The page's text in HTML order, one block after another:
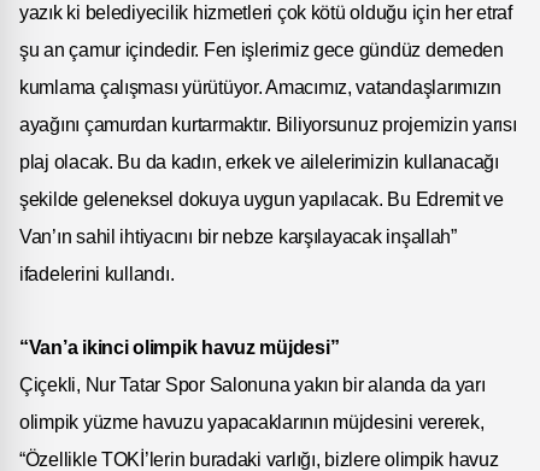
yazık ki belediyecilik hizmetleri çok kötü olduğu için her etraf
şu an çamur içindedir. Fen işlerimiz gece gündüz demeden
kumlama çalışması yürütüyor. Amacımız, vatandaşlarımızın
ayağını çamurdan kurtarmaktır. Biliyorsunuz projemizin yarısı
plaj olacak. Bu da kadın, erkek ve ailelerimizin kullanacağı
şekilde geleneksel dokuya uygun yapılacak. Bu Edremit ve
Van’ın sahil ihtiyacını bir nebze karşılayacak inşallah”
ifadelerini kullandı.
“Van’a ikinci olimpik havuz müjdesi”
Çiçekli, Nur Tatar Spor Salonuna yakın bir alanda da yarı
olimpik yüzme havuzu yapacaklarının müjdesini vererek,
“Özellikle TOKİ’lerin buradaki varlığı, bizlere olimpik havuz